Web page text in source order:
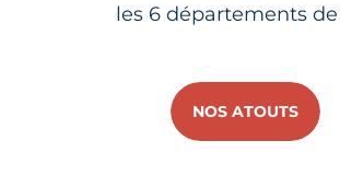
les 6 départements
NOS ATOUTS